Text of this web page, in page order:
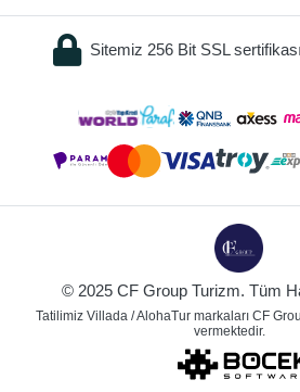
Sitemiz 256 Bit SSL
© 2025 CF Group Turizm. Tüm
Tatilimiz Villada / AlohaTur markaları CF
vermektedir.